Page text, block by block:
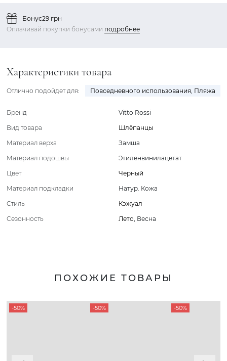
Бонус29 грн
Оплачивай покупки бонусами подробнее
Характеристики товара
Отлично подойдет для: Повседневного использования, Пляжа
Бренд
Vitto Rossi
Вид товара
Шлёпанцы
Материал верха
Замша
Материал подошвы
Этиленвинилацетат
Цвет
Черный
Материал подкладки
Натур. Кожа
Стиль
Кэжуал
Сезонность
Лето, Весна
ПОХОЖИЕ ТОВАРЫ
-50% -50% -50%